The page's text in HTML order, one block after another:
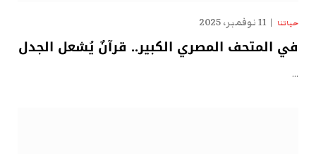
حياتنا 11 نوفمبر، 2025
في المتحف المصري الكبير.. قرآنٌ يُشعل الجدل
…